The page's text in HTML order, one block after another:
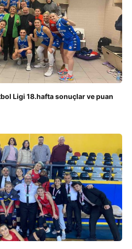
Ligi 18.hafta sonuçlar ve puan